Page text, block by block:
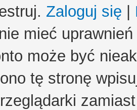
Zaloguj się
mieć
może być
tę stronę